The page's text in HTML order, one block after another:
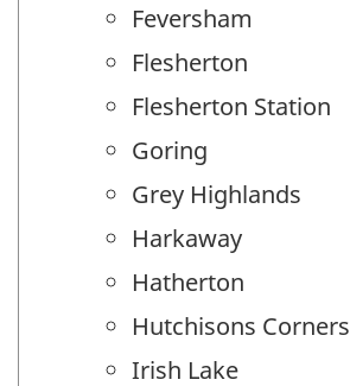
Feversham
Flesherton
Flesherton Station
Goring
Grey Highlands
Harkaway
Hatherton
Hutchisons Corners
Irish Lake